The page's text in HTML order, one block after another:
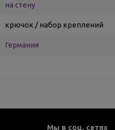
на стену
крючок / набор креплений
Германия
Мы в соц. сетях